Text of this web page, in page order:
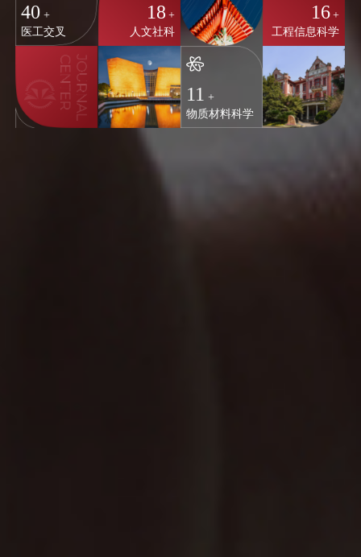
40 +
医工交叉
18 +
人文社科
16 +
工程信息科学
11 +
物质材料科学